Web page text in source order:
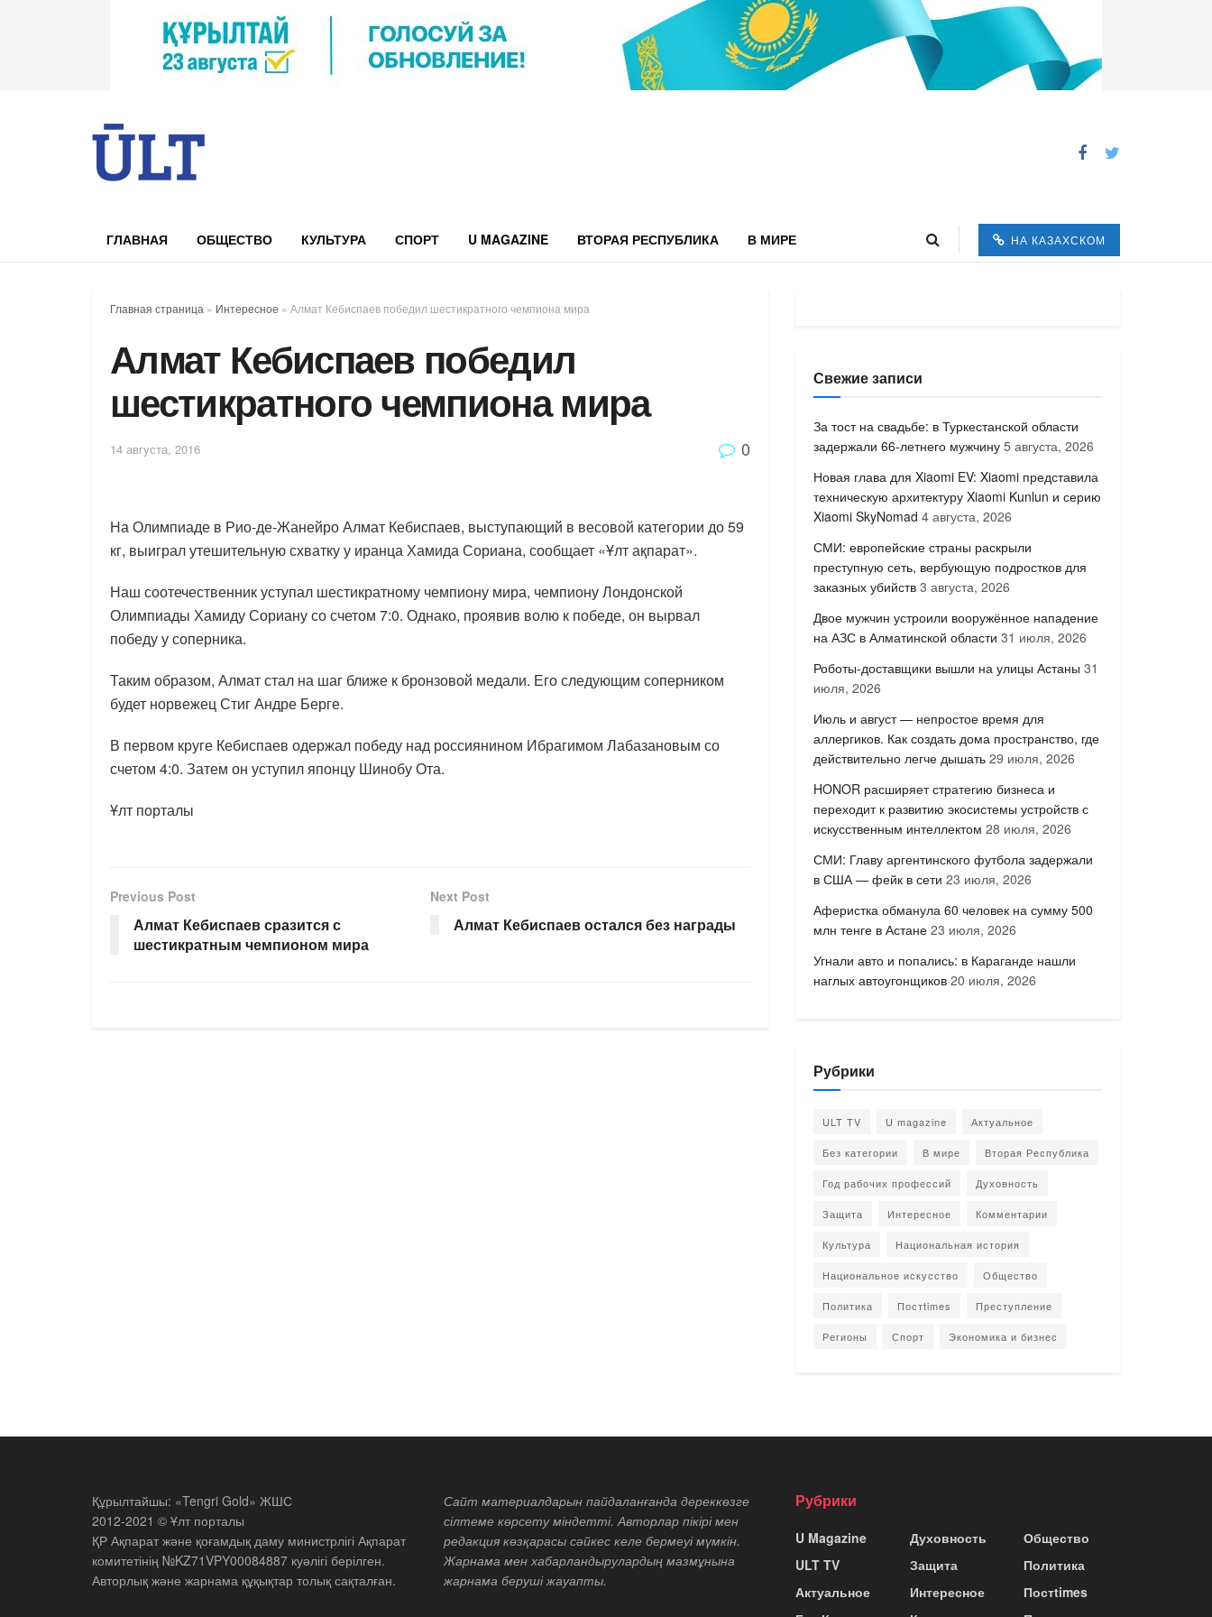
ГЛАВНАЯ ОБЩЕСТВО КУЛЬТУРА СПОРТ U MAGAZINE ВТОРАЯ РЕСПУБЛИКА В МИРЕ НА КАЗАХСКОМ
Главная страница » Интересное » Алмат Кебиспаев победил шестикратного чемпиона мира
Алмат Кебиспаев победил
шестикратного чемпиона мира
14 августа, 2016 0
На Олимпиаде в Рио-де-Жанейро Алмат Кебиспаев, выступающий в весовой категории до 59
кг, выиграл утешительную схватку у иранца Хамида Сориана, сообщает «Ұлт ақпарат».
Наш соотечественник уступал шестикратному чемпиону мира, чемпиону Лондонской
Олимпиады Хамиду Сориану со счетом 7:0. Однако, проявив волю к победе, он вырвал
победу у соперника.
Таким образом, Алмат стал на шаг ближе к бронзовой медали. Его следующим соперником
будет норвежец Стиг Андре Берге.
В первом круге Кебиспаев одержал победу над россиянином Ибрагимом Лабазановым со
счетом 4:0. Затем он уступил японцу Шинобу Ота.
Ұлт порталы
Previous Post
Алмат Кебиспаев сразится с
шестикратным чемпионом мира
Next Post
Алмат Кебиспаев остался без награды
Свежие записи
За тост на свадьбе: в Туркестанской области
задержали 66-летнего мужчину 5 августа, 2026
Новая глава для Xiaomi EV: Xiaomi представила
техническую архитектуру Xiaomi Kunlun и серию
Xiaomi SkyNomad 4 августа, 2026
СМИ: европейские страны раскрыли
преступную сеть, вербующую подростков для
заказных убийств 3 августа, 2026
Двое мужчин устроили вооружённое нападение
на АЗС в Алматинской области 31 июля, 2026
Роботы-доставщики вышли на улицы Астаны 31
июля, 2026
Июль и август — непростое время для
аллергиков. Как создать дома пространство, где
действительно легче дышать 29 июля, 2026
HONOR расширяет стратегию бизнеса и
переходит к развитию экосистемы устройств с
искусственным интеллектом 28 июля, 2026
СМИ: Главу аргентинского футбола задержали
в США — фейк в сети 23 июля, 2026
Аферистка обманула 60 человек на сумму 500
млн тенге в Астане 23 июля, 2026
Угнали авто и попались: в Караганде нашли
наглых автоугонщиков 20 июля, 2026
Рубрики
ULT TV U magazine Актуальное
Без категории В мире Вторая Республика
Год рабочих профессий Духовность
Защита Интересное Комментарии
Культура Национальная история
Национальное искусство Общество
Политика Постtimes Преступление
Регионы Спорт Экономика и бизнес
Құрылтайшы: «Tengri Gold» ЖШС
2012-2021 © Ұлт порталы
ҚР Ақпарат және қоғамдық даму министрлігі Ақпарат
комитетінің №KZ71VPY00084887 куәлігі берілген.
Авторлық және жарнама құқықтар толық сақталған.
Сайт материалдарын пайдаланғанда дереккөзге
сілтеме көрсету міндетті. Авторлар пікірі мен
редакция көзқарасы сәйкес келе бермеуі мүмкін.
Жарнама мен хабарландырулардың мазмұнына
жарнама беруші жауапты.
Рубрики
U Magazine
ULT TV
Актуальное
Духовность
Защита
Интересное
Общество
Политика
Постtimes